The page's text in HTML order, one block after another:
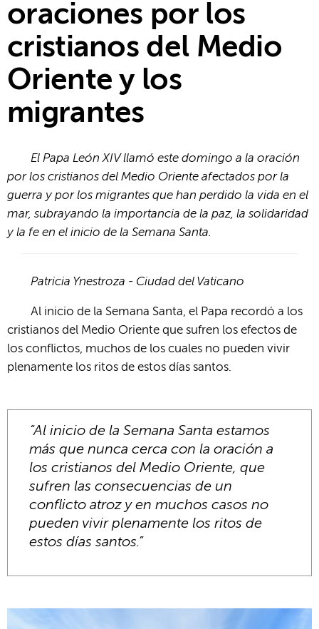
oraciones por los
cristianos del Medio
Oriente y los
migrantes
El Papa León XIV llamó este domingo a la oración
por los cristianos del Medio Oriente afectados por la
guerra y por los migrantes que han perdido la vida en el
mar, subrayando la importancia de la paz, la solidaridad
y la fe en el inicio de la Semana Santa.
Patricia Ynestroza - Ciudad del Vaticano
Al inicio de la Semana Santa, el Papa recordó a los
cristianos del Medio Oriente que sufren los efectos de
los conflictos, muchos de los cuales no pueden vivir
plenamente los ritos de estos días santos.
“Al inicio de la Semana Santa estamos
más que nunca cerca con la oración a
los cristianos del Medio Oriente, que
sufren las consecuencias de un
conflicto atroz y en muchos casos no
pueden vivir plenamente los ritos de
estos días santos.”